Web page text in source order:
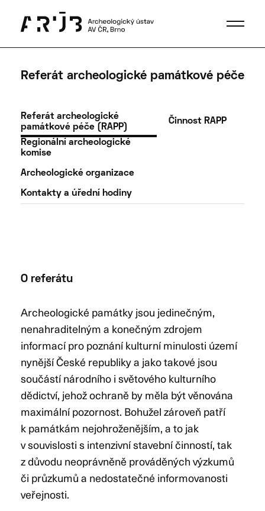
Referát archeologické památkové péče
Referát archeologické
památkové péče (RAPP)
Činnost RAPP
Regionální archeologické
komise
Archeologické organizace
Kontakty a úřední hodiny
O referátu
Archeologické památky jsou jedinečným,
nenahraditelným a konečným zdrojem
informací pro poznání kulturní minulosti území
nynější České republiky a jako takové jsou
součástí národního i světového kulturního
dědictví, jehož ochraně by měla být věnována
maximální pozornost. Bohužel zároveň patří
k památkám nejohroženějším, a to jak
v souvislosti s intenzivní stavební činností, tak
z důvodu neoprávněně prováděných výzkumů
či průzkumů a nedostatečné informovanosti
veřejnosti.